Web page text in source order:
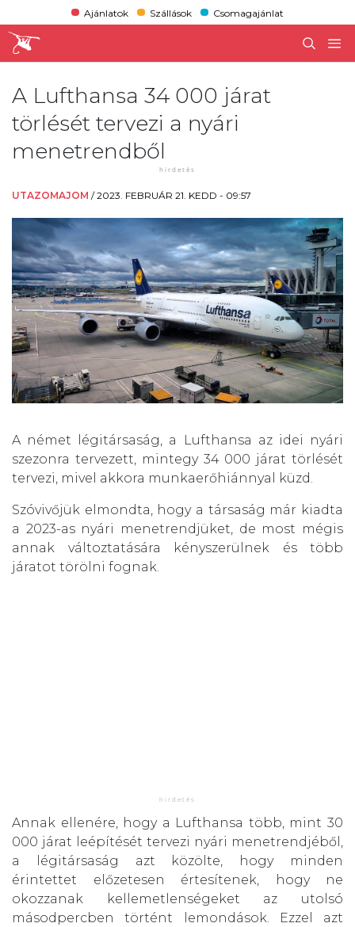
Ajánlatok Szállások Csomagajánlat
A Lufthansa 34 000 járat
törlését tervezi a nyári
menetrendből
UTAZOMAJOM /2023. FEBRUÁR 21. KEDD - 09:57
A német légitársaság, a Lufthansa az idei nyári
szezonra tervezett, mintegy 34 000 járat törlését
tervezi, mivel akkora munkaerőhiánnyal küzd.
Szóvivőjük elmondta, hogy a társaság már kiadta
a 2023-as nyári menetrendjüket, de most mégis
annak változtatására kényszerülnek és több
járatot törölni fognak.
Annak ellenére, hogy a Lufthansa több, mint 30
000 járat leépítését tervezi nyári menetrendjéből,
a légitársaság azt közölte, hogy minden
érintettet előzetesen értesítenek, hogy ne
okozzanak kellemetlenségeket az utolsó
másodpercben történt lemondások. Ezzel azt